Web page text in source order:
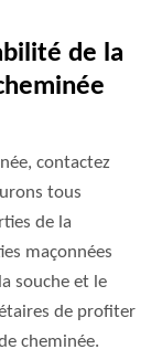
de la
contactez
tous
de la
maçonnées
souche et le
de profiter
cheminée.